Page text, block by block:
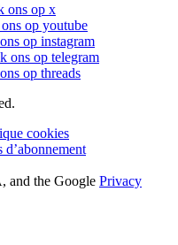
ons op x
op youtube
op instagram
ons op telegram
op threads
cookies
and the Google Privacy